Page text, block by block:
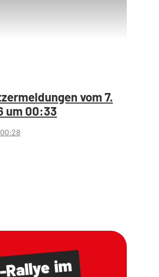
vom 7.
um 00:33
00:28
im